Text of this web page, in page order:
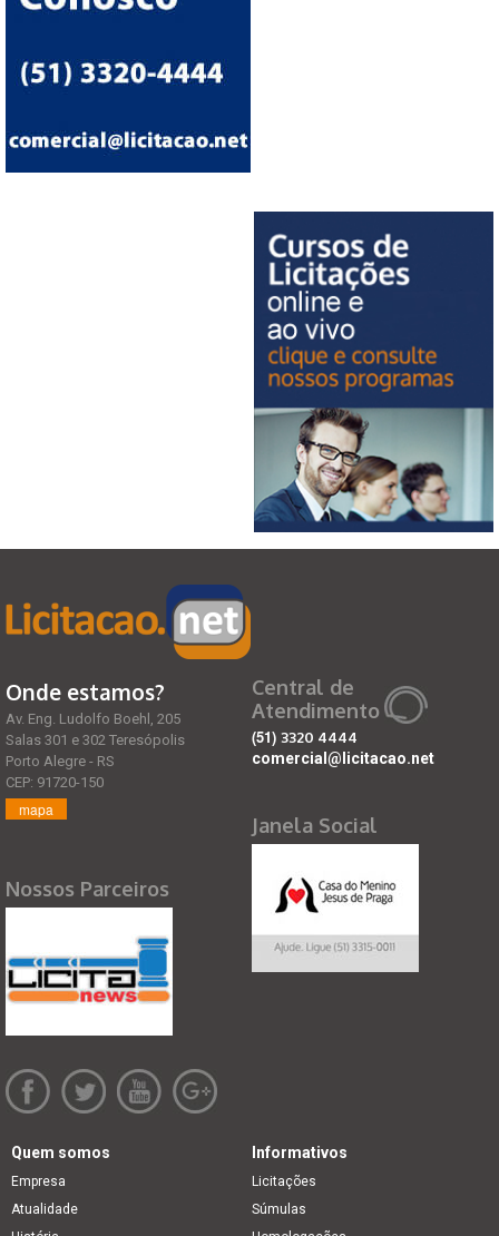
Onde estamos?
Av. Eng. Ludolfo Boehl, 205
Salas 301 e 302 Teresópolis
Porto Alegre - RS
CEP: 91720-150
mapa
Nossos Parceiros
Central de
Atendimento
(51) 3320 4444
comercial@licitacao.net
Janela Social
Quem somos
Empresa
Atualidade
Informativos
Licitações
Súmulas